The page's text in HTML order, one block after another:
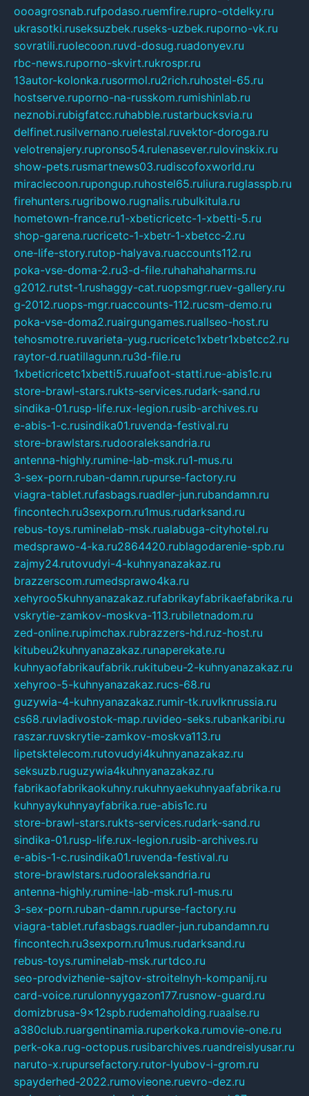
oooagrosnab.rufpodaso.ruemfire.rupro-otdelky.ru
ukrasotki.ruseksuzbek.ruseks-uzbek.ruporno-vk.ru
sovratili.ruolecoon.ruvd-dosug.ruadonyev.ru
rbc-news.ruporno-skvirt.rukrospr.ru
13autor-kolonka.rusormol.ru2rich.ruhostel-65.ru
hostserve.ruporno-na-russkom.rumishinlab.ru
neznobi.rubigfatcc.ruhabble.rustarbucksvia.ru
delfinet.rusilvernano.ruelestal.ruvektor-doroga.ru
velotrenajery.rupronso54.rulenasever.rulovinskix.ru
show-pets.rusmartnews03.rudiscofoxworld.ru
miraclecoon.rupongup.ruhostel65.ruliura.ruglasspb.ru
firehunters.rugribowo.rugnalis.rubulkitula.ru
hometown-france.ru1-xbeticricetc-1-xbetti-5.ru
shop-garena.rucricetc-1-xbetr-1-xbetcc-2.ru
one-life-story.rutop-halyava.ruaccounts112.ru
poka-vse-doma-2.ru3-d-file.ruhahahaharms.ru
g2012.rutst-1.rushaggy-cat.ruopsmgr.ruev-gallery.ru
g-2012.ruops-mgr.ruaccounts-112.rucsm-demo.ru
poka-vse-doma2.ruairgungames.ruallseo-host.ru
tehosmotre.ruvarieta-yug.rucricetc1xbetr1xbetcc2.ru
raytor-d.ruatillagunn.ru3d-file.ru
1xbeticricetc1xbetti5.ruuafoot-statti.rue-abis1c.ru
store-brawl-stars.rukts-services.rudark-sand.ru
sindika-01.rusp-life.rux-legion.rusib-archives.ru
e-abis-1-c.rusindika01.ruvenda-festival.ru
store-brawlstars.rudooraleksandria.ru
antenna-highly.rumine-lab-msk.ru1-mus.ru
3-sex-porn.ruban-damn.rupurse-factory.ru
viagra-tablet.rufasbags.ruadler-jun.rubandamn.ru
fincontech.ru3sexporn.ru1mus.rudarksand.ru
rebus-toys.ruminelab-msk.rualabuga-cityhotel.ru
medsprawo-4-ka.ru2864420.rublagodarenie-spb.ru
zajmy24.rutovudyi-4-kuhnyanazakaz.ru
brazzerscom.rumedsprawo4ka.ru
xehyroo5kuhnyanazakaz.rufabrikayfabrikaefabrika.ru
vskrytie-zamkov-moskva-113.rubiletnadom.ru
zed-online.rupimchax.rubrazzers-hd.ruz-host.ru
kitubeu2kuhnyanazakaz.runaperekate.ru
kuhnyaofabrikaufabrik.rukitubeu-2-kuhnyanazakaz.ru
xehyroo-5-kuhnyanazakaz.rucs-68.ru
guzywia-4-kuhnyanazakaz.rumir-tk.ruvlknrussia.ru
cs68.ruvladivostok-map.ruvideo-seks.rubankaribi.ru
raszar.ruvskrytie-zamkov-moskva113.ru
lipetsktelecom.rutovudyi4kuhnyanazakaz.ru
seksuzb.ruguzywia4kuhnyanazakaz.ru
fabrikaofabrikaokuhny.rukuhnyaekuhnyaafabrika.ru
kuhnyaykuhnyayfabrika.rue-abis1c.ru
store-brawl-stars.rukts-services.rudark-sand.ru
sindika-01.rusp-life.rux-legion.rusib-archives.ru
e-abis-1-c.rusindika01.ruvenda-festival.ru
store-brawlstars.rudooraleksandria.ru
antenna-highly.rumine-lab-msk.ru1-mus.ru
3-sex-porn.ruban-damn.rupurse-factory.ru
viagra-tablet.rufasbags.ruadler-jun.rubandamn.ru
fincontech.ru3sexporn.ru1mus.rudarksand.ru
rebus-toys.ruminelab-msk.rurtdco.ru
seo-prodvizhenie-sajtov-stroitelnyh-kompanij.ru
card-voice.rurulonnyygazon177.rusnow-guard.ru
domizbrusa-9x12spb.rudemaholding.ruaalse.ru
a380club.ruargentinamia.ruperkoka.rumovie-one.ru
perk-oka.rug-octopus.rusibarchives.ruandreislyusar.ru
naruto-x.rupursefactory.rutor-lyubov-i-grom.ru
spayderhed-2022.rumovieone.ruevro-dez.ru